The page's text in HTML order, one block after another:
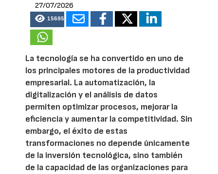
27/07/2026
15695
La tecnología se ha convertido en uno de
los principales motores de la productividad
empresarial. La automatización, la
digitalización y el análisis de datos
permiten optimizar procesos, mejorar la
eficiencia y aumentar la competitividad. Sin
embargo, el éxito de estas
transformaciones no depende únicamente
de la inversión tecnológica, sino también
de la capacidad de las organizaciones para